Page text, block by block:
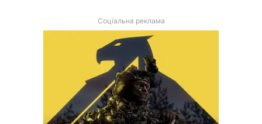
Соціальна реклама